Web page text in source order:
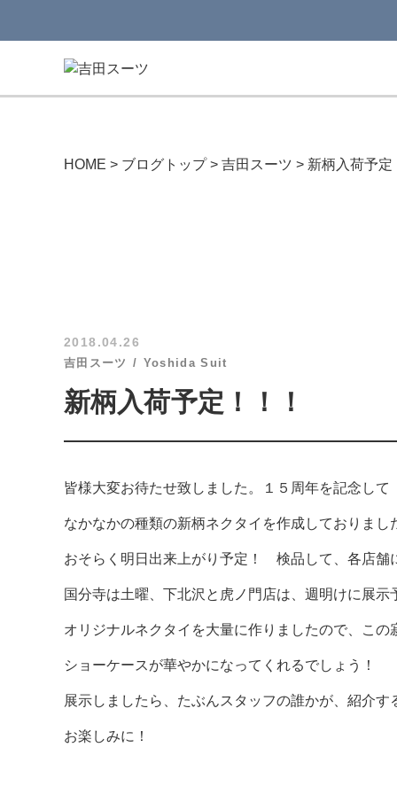
HOME > ブログトップ> 吉田スーツ > 新柄入荷予定
2018.04.26
吉田スーツ Yoshida Suit
新柄入荷予定！！！
皆様大変お待たせ致しました。１５周年を記念して
なかなかの種類の新柄ネクタイを作成しておりまし
おそらく明日出来上がり予定！ 検品して、各店舗
国分寺は土曜、下北沢と虎ノ門店は、週明けに展示
オリジナルネクタイを大量に作りましたので、この
ショーケースが華やかになってくれるでしょう！
展示しましたら、たぶんスタッフの誰かが、紹介す
お楽しみに！